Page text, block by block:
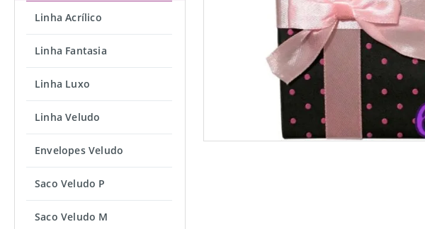
Linha Acrílico
Linha Fantasia
Linha Luxo
Linha Veludo
Envelopes Veludo
Saco Veludo P
Saco Veludo M